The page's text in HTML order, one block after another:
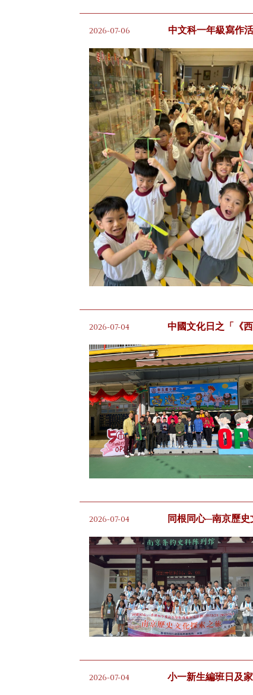
2026-07-06 中文科一年級寫作
2026-07-04 中國文化日之「《
2026-07-04 同根同心─南京歷
2026-07-04 小一新生編班日及